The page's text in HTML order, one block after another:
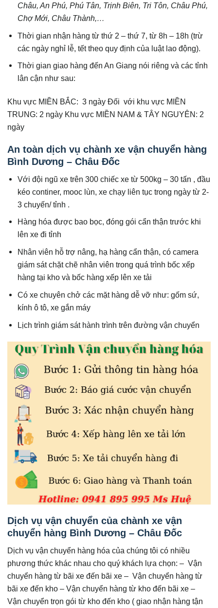
Châu, An Phú, Phú Tân, Trịnh Biên, Tri Tôn, Châu Phú,
Chợ Mới, Châu Thành,…
Thời gian nhận hàng từ thứ 2 – thứ 7, từ 8h – 18h (trừ
các ngày nghỉ lễ, tết theo quy định của luật lao động).
Thời gian giao hàng đến An Giang nói riêng và các tỉnh
lân cận như sau:
Khu vực MIỀN BẮC: 3 ngày Đối với khu vực MIỀN
TRUNG: 2 ngày Khu vực MIỀN NAM & TÂY NGUYÊN: 2
ngày
An toàn dịch vụ chành xe vận chuyển hàng
Bình Dương – Châu Đốc
Với đội ngũ xe trên 300 chiếc xe từ 500kg – 30 tấn , đầu
kéo continer, mooc lùn, xe chạy liên tục trong ngày từ 2-
3 chuyến/ tỉnh .
Hàng hóa được bao bọc, đóng gói cẩn thận trước khi
lên xe đi tỉnh
Nhân viên hỗ trợ nâng, hạ hàng cẩn thận, có camera
giám sát chặt chẽ nhân viên trong quá trình bốc xếp
hàng tại kho và bốc hàng xếp lên xe tải
Có xe chuyên chở các mặt hàng dễ vỡ như: gốm sứ,
kính ô tô, xe gắn máy
Lịch trình giám sát hành trình trên đường vận chuyển
Dịch vụ vận chuyển của chành xe vận
chuyển hàng Bình Dương – Châu Đốc
Dịch vụ vận chuyển hàng hóa của chúng tôi có nhiều
phương thức khác nhau cho quý khách lựa chọn: – Vận
chuyển hàng từ bãi xe đến bãi xe – Vận chuyển hàng từ
bãi xe đến kho – Vận chuyển hàng từ kho đến bãi xe –
Vận chuyển trọn gói từ kho đến kho ( giao nhận hàng tận